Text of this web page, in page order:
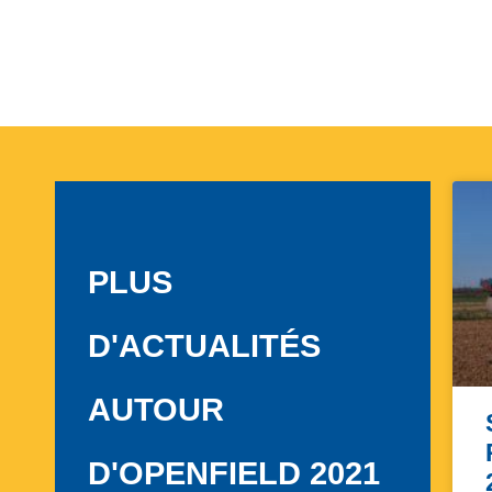
PLUS
D'ACTUALITÉS
AUTOUR
D'OPENFIELD 2021